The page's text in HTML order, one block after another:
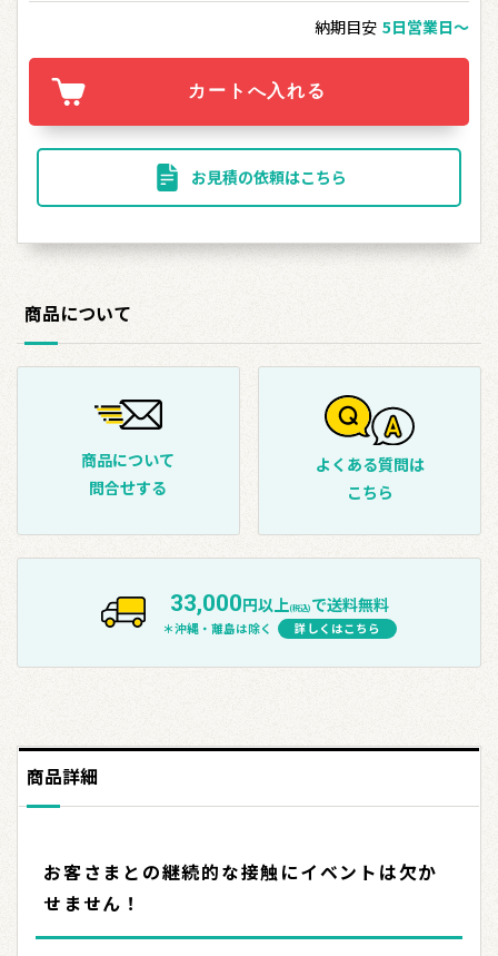
納期目安 5日営業日〜
お見積の依頼はこちら
商品について
商品について
問合せする
よくある質問は
こちら
33,000円以上 (税込) で送料無料
＊沖縄・離島は除く 詳しくはこちら
商品詳細
お客さまとの継続的な接触にイベントは欠か
せません！